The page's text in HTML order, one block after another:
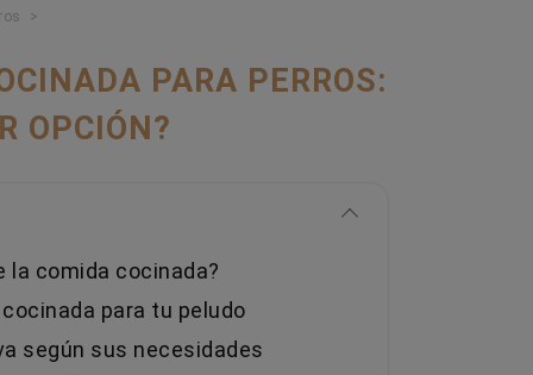
PARA PERROS:
OPCIÓN?
la comida cocinada?
para tu peludo
según sus necesidades